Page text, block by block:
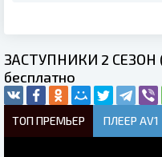
ЗАСТУПНИКИ 2 СЕЗОН
бесплатно
ТОП ПРЕМЬЕР ПЛЕЕР AV1